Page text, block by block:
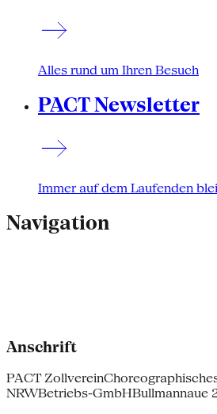
Alles rund um Ihren Besuch
PACT Newsletter
Immer auf dem Laufenden
Navigation
Anschrift
PACT Zollverein
NRWBetriebs-GmbHBullmannaue